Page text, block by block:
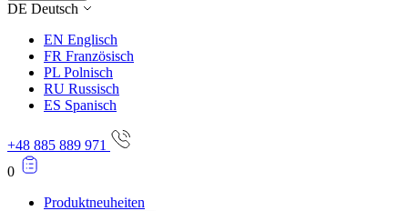
DE Deutsch
EN Englisch
FR Französisch
PL Polnisch
RU Russisch
ES Spanisch
+48 885 889 971
0
Produktneuheiten